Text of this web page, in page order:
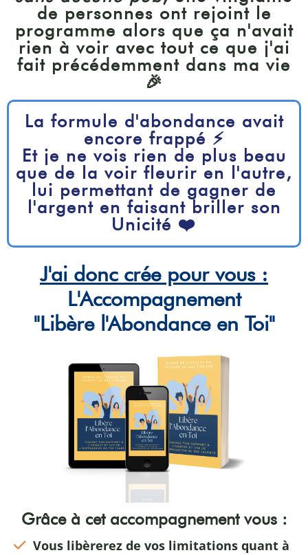
de personnes ont rejoint le
programme alors que ça n'avait
rien à voir avec tout ce que j'ai
fait précédemment dans ma vie
🎉
La formule d'abondance avait
encore frappé ⚡️
Et je ne vois rien de plus beau
que de la voir fleurir en l'autre,
lui permettant de gagner de
l'argent en faisant briller son
Unicité ❤️
J'ai donc crée pour vous :
L'Accompagnement
"Libère l'Abondance en Toi"
Grâce à cet accompagnement vous :
Vous libèrerez de vos limitations quant à